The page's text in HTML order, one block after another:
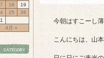
今朝はすこーし
こんにちは、山
4月 »
18
19
25
26